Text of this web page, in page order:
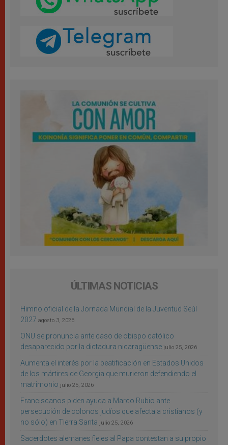
ÚLTIMAS NOTICIAS
Himno oficial de la Jornada Mundial de la Juventud Seúl
2027 agosto 3, 2026
ONU se pronuncia ante caso de obispo católico
desaparecido por la dictadura nicaragüense julio 25, 2026
Aumenta el interés por la beatificación en Estados Unidos
de los mártires de Georgia que murieron defendiendo el
matrimonio julio 25, 2026
Franciscanos piden ayuda a Marco Rubio ante
persecución de colonos judíos que afecta a cristianos (y
no sólo) en Tierra Santa julio 25, 2026
Sacerdotes alemanes fieles al Papa contestan a su propio